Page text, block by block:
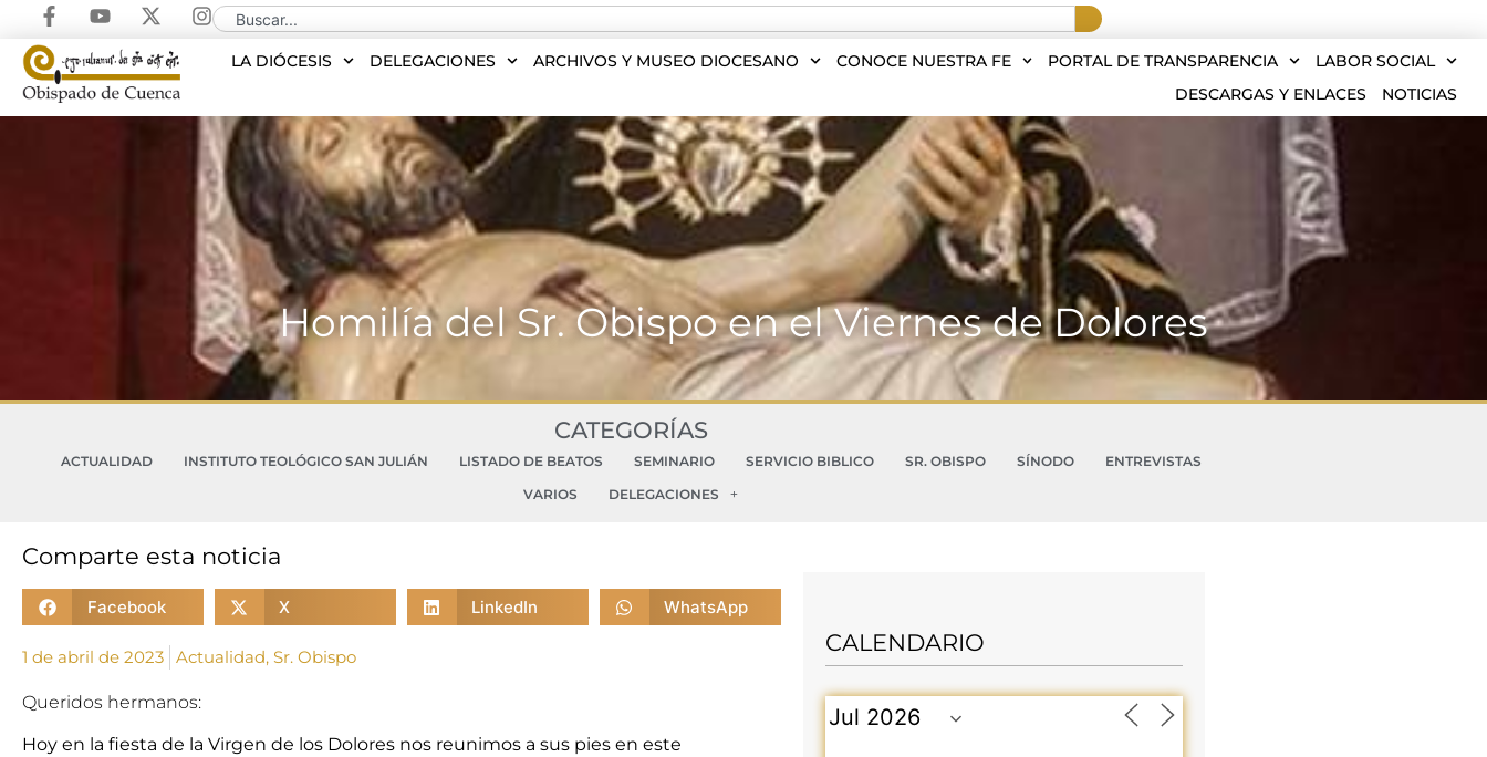
LA DIÓCESIS DELEGACIONES ARCHIVOS Y MUSEO DIOCESANO CONOCE NUESTRA FE PORTAL DE TRANSPARENCIA
LABOR SOCIAL
DESCARGAS Y ENLACES
NOTICIAS
Homilía del Sr. Obispo en el Viernes de Dolores
CATEGORÍAS
ACTUALIDAD INSTITUTO TEOLÓGICO SAN JULIÁN LISTADO DE BEATOS SEMINARIO SERVICIO BIBLICO SR. OBISPO SÍNODO
ENTREVISTAS
VARIOS
DELEGACIONES
Comparte esta noticia
Facebook X LinkedIn WhatsApp
1 de abril de 2023 Actualidad, Sr. Obispo
Queridos hermanos:
Hoy en la fiesta de la Virgen de los Dolores nos reunimos a sus pies en este
CALENDARIO